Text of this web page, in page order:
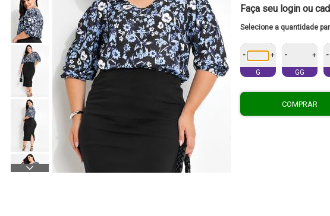
Faça seu login ou
Selecione a quantidade
- +
G
- +
GG
-
COMPRAR